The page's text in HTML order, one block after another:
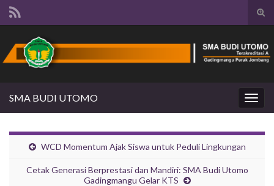
SMA BUDI UTOMO
WCD Momentum Ajak Siswa untuk Peduli Lingkungan
Cetak Generasi Berprestasi dan Mandiri: SMA Budi Utomo
Gadingmangu Gelar KTS